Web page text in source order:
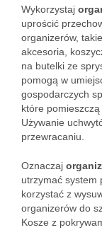
Wykorzystaj
uprościć
organizerów,
akcesoria,
na butelki ze
pomogą w
gospodarczych
które
Używanie
przewracaniu.
Oznaczaj
utrzymać system
korzystać z
organizerów do
Kosze z